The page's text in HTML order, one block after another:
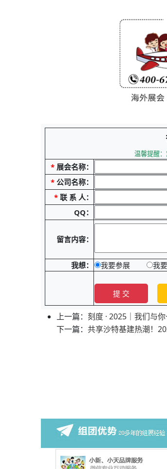
温馨提醒
* 展会名称：
* 公司名称：
* 联 系 人：
QQ：
留言内容：
我想： 我要参展 我
上一篇： 刻度 · 2025｜我们与
下一篇： 共享沙特基建热潮！